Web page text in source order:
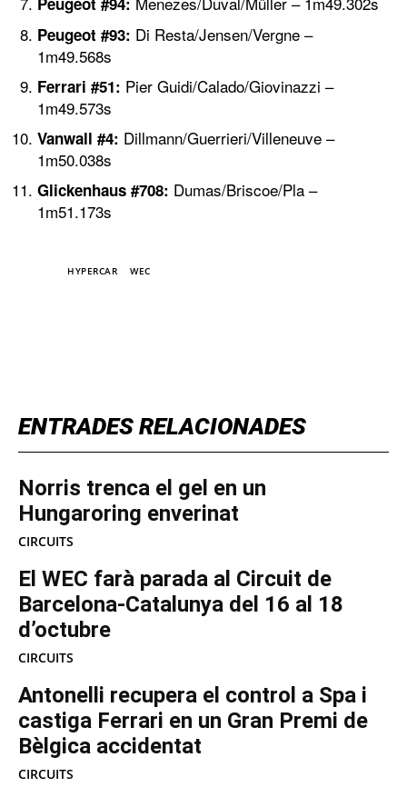
ENTRADES RELACIONADES
Norris trenca el gel en un
Hungaroring enverinat
CIRCUITS
El WEC farà parada al Circuit de
Barcelona-Catalunya del 16 al 18
d’octubre
CIRCUITS
Antonelli recupera el control a Spa i
castiga Ferrari en un Gran Premi de
Bèlgica accidentat
CIRCUITS
Peugeot #93: Di Resta/Jensen/Vergne –
1m49.568s
Ferrari #51: Pier Guidi/Calado/Giovinazzi –
1m49.573s
Vanwall #4: Dillmann/Guerrieri/Villeneuve –
1m50.038s
Glickenhaus #708: Dumas/Briscoe/Pla –
1m51.173s
HYPERCAR WEC